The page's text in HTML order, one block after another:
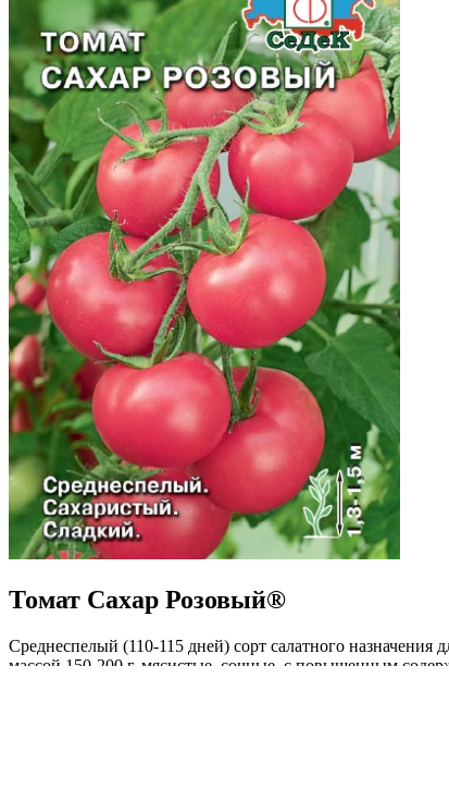
Томат Сахар Розовый®
Среднеспелый (110-115 дней) сорт салатного
массой 150-200 г, мясистые, сочные, с повышенным